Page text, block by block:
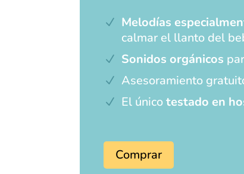
Melodías
calmar el llanto del
Sonidos orgánicos
Asesoramiento
El únicotestado en
Comprar